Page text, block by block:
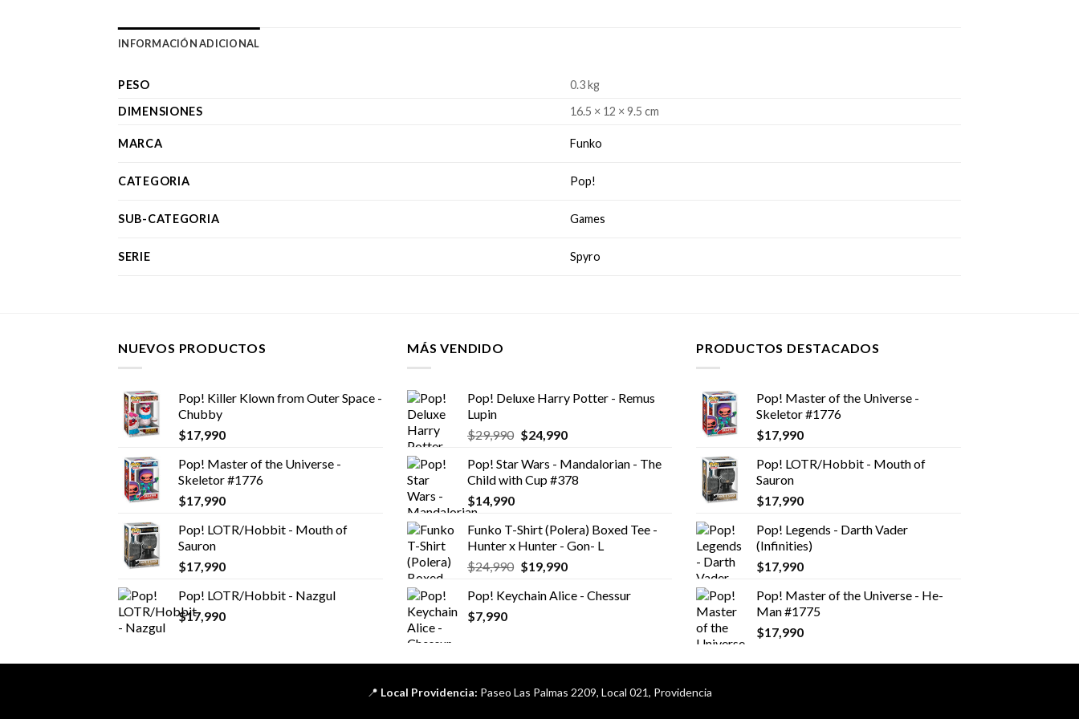
INFORMACIÓN ADICIONAL
PESO
0.3 kg
DIMENSIONES
16.5 × 12 × 9.5 cm
MARCA Funko
CATEGORIA Pop!
SUB-CATEGORIA Games
SERIE Spyro
NUEVOS PRODUCTOS
Pop! Killer Klown from Outer Space -
Chubby
$17,990
Pop! Master of the Universe -
Skeletor #1776
$17,990
Pop! LOTR/Hobbit - Mouth of
Sauron
$17,990
Pop! LOTR/Hobbit - Nazgul
$17,990
MÁS VENDIDO
Pop! Deluxe Harry Potter - Remus
Lupin
$29,990 El
original
era:
$24,990El
actual
es:
Pop! Star Wars - Mandalorian - The
Child with Cup #378
$14,990
Funko T-Shirt (Polera) Boxed Tee -
Hunter x Hunter - Gon- L
$24,990 El
original
$19,990El
actual
Pop! Keychain Alice - Chessur
$7,990
PRODUCTOS DESTACADOS
Pop! Master of the Universe -
Skeletor #1776
$17,990
Pop! LOTR/Hobbit - Mouth of
Sauron
$17,990
Pop! Legends - Darth Vader
(Infinities)
$17,990
Pop! Master of the Universe - He-
Man #1775
$17,990
📍 Local Providencia: Paseo Las Palmas 2209, Local 021, Providencia